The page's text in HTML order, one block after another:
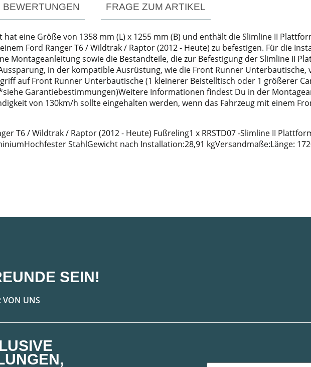
BEWERTUNGEN FRAGE ZUM ARTIKEL
hat eine Größe von 1358 mm (L) x 1255 mm (B) und enthält die Slimline II
Ford Ranger T6 / Wildtrak / Raptor (2012 - Heute) zu befestigen. Für die
Montageanleitung sowie die Bestandteile, die zur Befestigung der Slimline II
in der kompatible Ausrüstung, wie die Front Runner
auf Front Runner Unterbautische (1 kleinerer Beistelltisch oder 1 größerer
Garantiebestimmungen)Weitere Informationen findest Du in der
von 130km/h sollte eingehalten werden, wenn das Fahrzeug mit einem
T6 / Wildtrak / Raptor (2012 - Heute) Fußreling1 x RRSTD07 -Slimline II
StahlGewicht nach Installation:28,91 kgVersandmaße:Länge:
SEIN!
VON UNS